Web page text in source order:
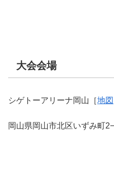
大会会場
シゲトーアリーナ岡山［地図
岡山県岡山市北区いずみ町